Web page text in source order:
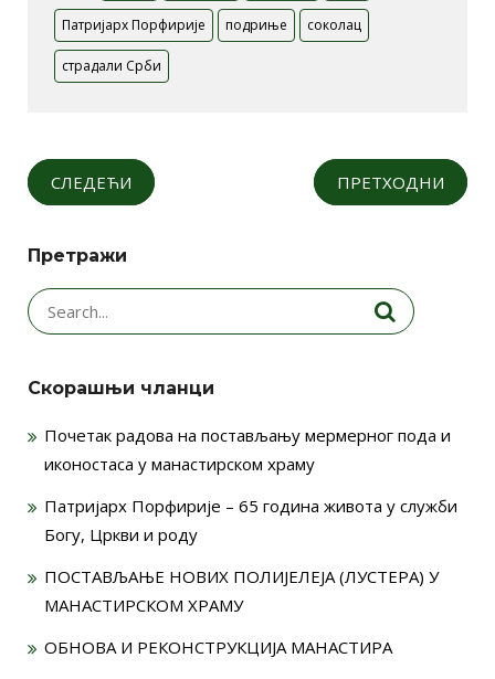
Патријарх Порфирије подриње соколац
страдали Срби
СЛЕДЕЋИ ПРЕТХОДНИ
Претражи
Search
for:
Скорашњи чланци
Почетак радова на постављању мермерног пода и
иконостаса у манастирском храму
Патријарх Порфирије – 65 година живота у служби
Богу, Цркви и роду
ПОСТАВЉАЊЕ НОВИХ ПОЛИЈЕЛЕЈА (ЛУСТЕРА) У
МАНАСТИРСКОМ ХРАМУ
ОБНОВА И РЕКОНСТРУКЦИЈА МАНАСТИРА